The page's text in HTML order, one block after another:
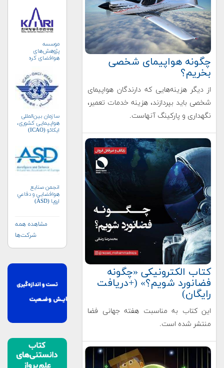
چگونه هواپیمای شخصی
بخریم؟
از دیگر هزینه‌هایی که دارندگان هواپیمای
شخصی باید بپردازند، هزینه خدمات تعمیر،
نگهداری و پارکینگ آنهاست.
کتاب الکترونیکی «چگونه
فضانورد شویم؟» (+دریافت
رایگان)
این کتاب به مناسبت هفته جهانی فضا
منتشر شده است.
موسسه
پژوهش‌های
هوافضای کره
سازمان بین‌المللی
هواپیمایی کشوری،
ایکائو (ICAO)
انجمن صنايع
هوافضايي و دفاعي
اروپا (ASD)
مشاهده همه
شرکت‌ها